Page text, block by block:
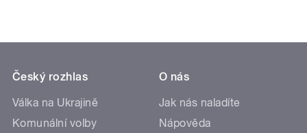
Český rozhlas
Válka na Ukrajině
Komunální volby
O nás
Jak nás naladíte
Nápověda